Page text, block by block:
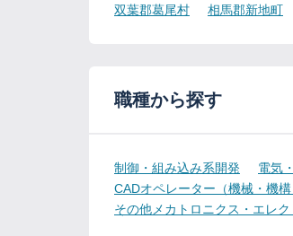
双葉郡葛尾村
相馬郡新地町
職種から探す
制御・組み込み系開発 電気
CADオペレーター（機械・機構
その他メカトロニクス・エレク